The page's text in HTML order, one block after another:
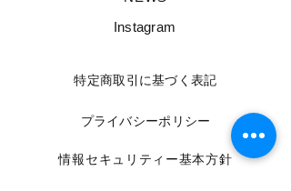
​Instagram
​特定商取引に基づく表記
​プライバシーポリシー
​情報セキュリティー基本方針